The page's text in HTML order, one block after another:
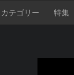
カテゴリー 特集